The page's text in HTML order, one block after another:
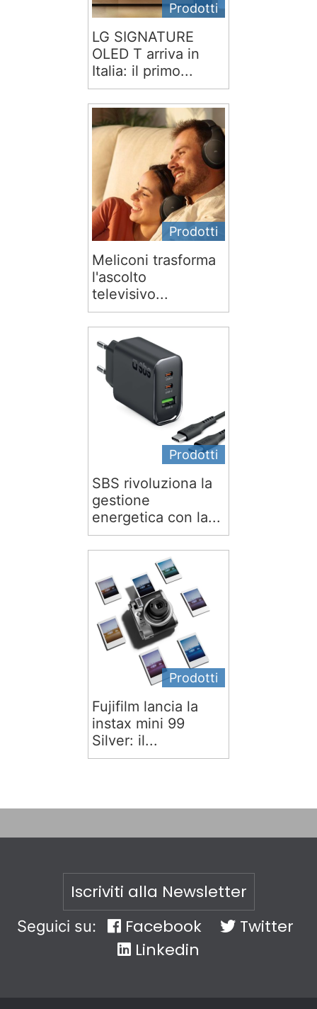
Prodotti
LG SIGNATURE
OLED T arriva in
Italia: il primo...
Prodotti
Meliconi trasforma
l'ascolto
televisivo...
Prodotti
SBS rivoluziona la
gestione
energetica con la...
Prodotti
Fujifilm lancia la
instax mini 99
Silver: il...
Iscriviti alla Newsletter
Seguici su: Facebook
Twitter
Linkedin